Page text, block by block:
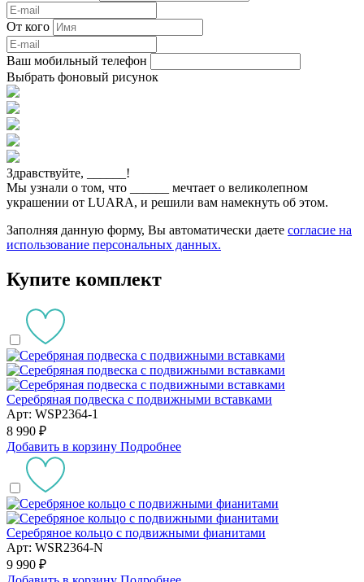
От кого
Ваш мобильный телефон
Выбрать фоновый рисунок
Здравствуйте,
!
Мы узнали о том, что
мечтает о великолепном
украшении от LUARA, и решили вам намекнуть об этом.
Заполняя данную форму, Вы автоматически даете согласие на
использование персональных данных.
Купите комплект
Серебряная подвеска с подвижными вставками
Арт: WSP2364-1
8 990 ₽
Добавить в корзину Подробнее
Серебряное кольцо с подвижными фианитами
Арт: WSR2364-N
9 990 ₽